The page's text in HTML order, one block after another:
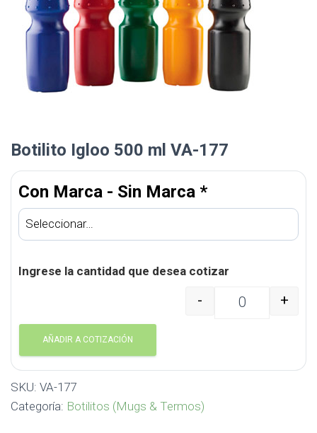
Botilito Igloo 500 ml VA-177
Con Marca - Sin Marca *
Ingrese la cantidad que desea cotizar
Botilito Igloo 500 ml
- +
AÑADIR A COTIZACIÓN
SKU: VA-177
Categoría: Botilitos (Mugs & Termos)